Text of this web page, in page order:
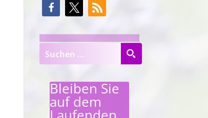
Bleiben Sie
auf dem